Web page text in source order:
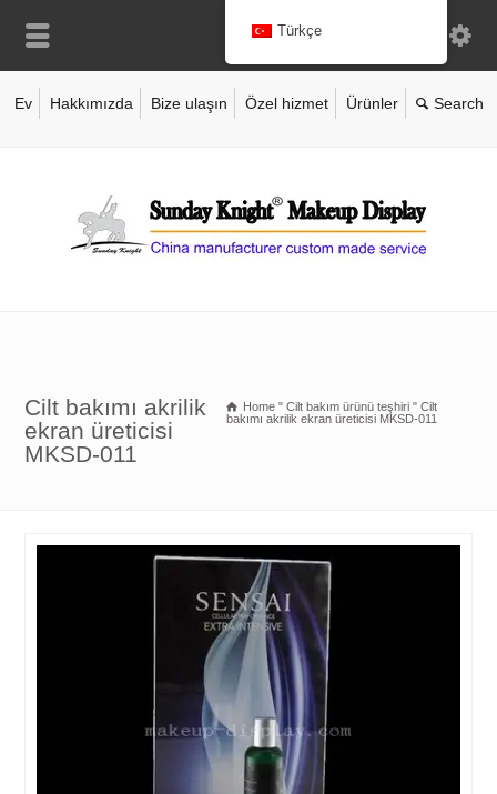
Ev Hakkımızda Bize ulaşın Özel hizmet Ürünler
Cilt bakımı akrilik
ekran üreticisi
MKSD-011
Home " Cilt bakım ürünü teşhiri " Cilt
bakımı akrilik ekran üreticisi MKSD-011
Türkçe